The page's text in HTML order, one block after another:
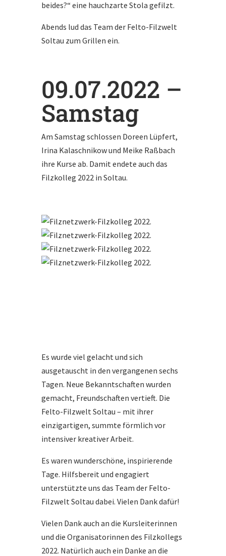
beides?“ eine hauchzarte Stola gefilzt.
Abends lud das Team der Felto-Filzwelt
Soltau zum Grillen ein.
09.07.2022 –
Samstag
Am Samstag schlossen Doreen Lüpfert,
Irina Kalaschnikow und Meike Raßbach
ihre Kurse ab. Damit endete auch das
Filzkolleg 2022 in Soltau.
Es wurde viel gelacht und sich
ausgetauscht in den vergangenen sechs
Tagen. Neue Bekanntschaften wurden
gemacht, Freundschaften vertieft. Die
Felto-Filzwelt Soltau – mit ihrer
einzigartigen, summte förmlich vor
intensiver kreativer Arbeit.
Es waren wunderschöne, inspirierende
Tage. Hilfsbereit und engagiert
unterstützte uns das Team der Felto-
Filzwelt Soltau dabei. Vielen Dank dafür!
Vielen Dank auch an die Kursleiterinnen
und die Organisatorinnen des Filzkollegs
2022. Natürlich auch ein Danke an die